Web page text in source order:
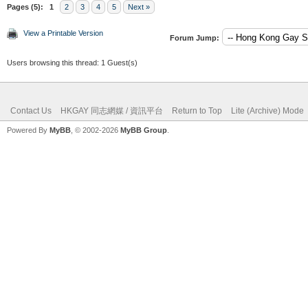
Pages (5): 1 2 3 4 5 Next »
View a Printable Version
Forum Jump:
Users browsing this thread: 1 Guest(s)
Contact Us HKGAY 同志網媒 / 資訊平台 Return to Top Lite (Archive) Mode
Powered By MyBB , © 2002-2026 MyBB Group